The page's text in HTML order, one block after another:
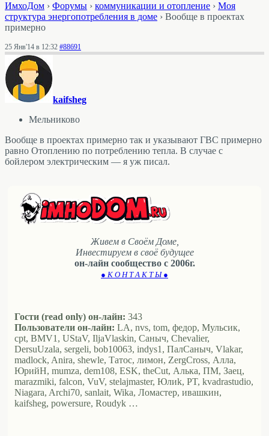
ИмхоДом › Форумы › коммуникации и отопление › Моя
структура энергопотребления в доме › Вообще в проектах
примерно
25 Янв'14 в 12:32 #88691
kaifsheg
Мельниково
Вообще в проектах примерно так и указывают ГВС примерно
равно Отоплению по потреблению тепла. В случае с
бойлером электрическим — я уж писал.
Живем в Своём Доме,
Инвестируем в своё будущее
он-лайн сообщество с 2006г.
● К О Н Т А К Т Ы ●
Гости (read only) он-лайн: 343
Пользователи он-лайн: LA, nvs, tom, федор, Мульсик,
cpt, BMV1, UStaV, IljaVlaskin, Саныч, Chevalier,
DersuUzala, sergeli, bob10063, indys1, ПалСаныч, Vlakar,
madlock, Anira, shewle, Татос, лимон, ZergCross, Алла,
ЮрийН, mumza, dem108, ESK, theCut, Алька, ПМ, Заец,
marazmiki, falcon, VuV, stelajmaster, Юлиk, PT, kvadrastudio,
Niagara, Archi70, sanlait, Wika, Ломастер, ивашкин,
kaifsheg, powersure, Roudyk …